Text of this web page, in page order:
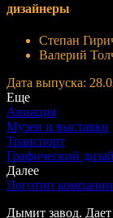
дизайнеры
Степан
Валерий
Дата выпуска:
Еще
Авиация
Музеи и выставки
Транспорт
Графический
Далее
Логотип
Дымит завод. Дает